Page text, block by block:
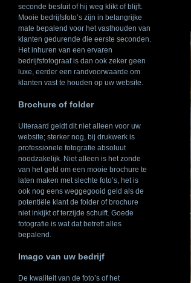
seconde besluit of hij weg klikt of blijft.
Mooie bedrijfsfoto’s zijn in belangrijke
mate bepalend voor het vasthouden van
klanten gedurende die eerste seconden.
Het inhuren van een ervaren
bedrijfsfotograaf is dan ook zeker geen
luxe, eerder een randvoorwaarde om
klanten vast te houden op uw website.
Brochure of folder
Uiteraard geldt dit niet alleen voor uw
website; sterker nog, bij drukwerk is
professionele fotografie absoluut
noodzakelijk. Niet alleen is het zonde
van het geld om een mooie brochure te
laten maken met slechte foto’s, het is
ook nog eens weggegooid geld als de
potentiële klant de folder of brochure
niet inkijkt of terzijde schuift. Goede
fotografie is wat dat betreft alles
bepalend.
Imago van uw bedrijf
De kwaliteit van de foto’s of het